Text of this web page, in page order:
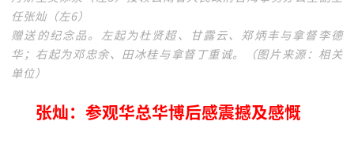
任张灿（左6）
赠送的纪念品。左起为杜贤超、甘露云、郑炳丰与拿督李德
华；右起为邓忠余、田冰桂与拿督丁重诚。（图片来源：相关
单位）
张灿：参观华总华博后感震撼及感慨